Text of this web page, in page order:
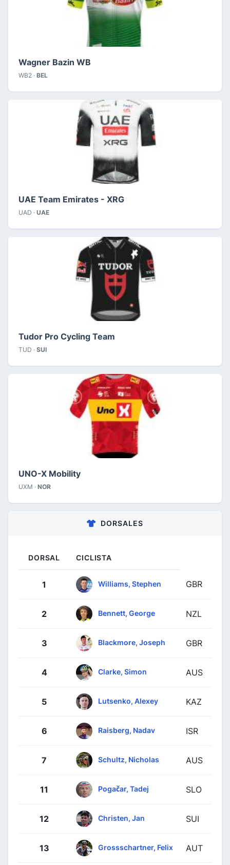
Wagner Bazin WB
WB2 · BEL
UAE Team Emirates - XRG
UAD · UAE
Tudor Pro Cycling Team
TUD · SUI
UNO-X Mobility
UXM · NOR
DORSALES
DORSAL CICLISTA
1 Williams, Stephen GBR
2 Bennett, George NZL
3 Blackmore, Joseph GBR
4 Clarke, Simon AUS
5 Lutsenko, Alexey KAZ
6 Raisberg, Nadav ISR
7 Schultz, Nicholas AUS
11 Pogačar, Tadej SLO
12 Christen, Jan SUI
13 Grossschartner, Felix AUT